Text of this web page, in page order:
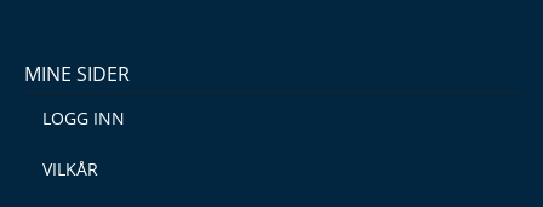
MINE SIDER
LOGG INN
VILKÅR